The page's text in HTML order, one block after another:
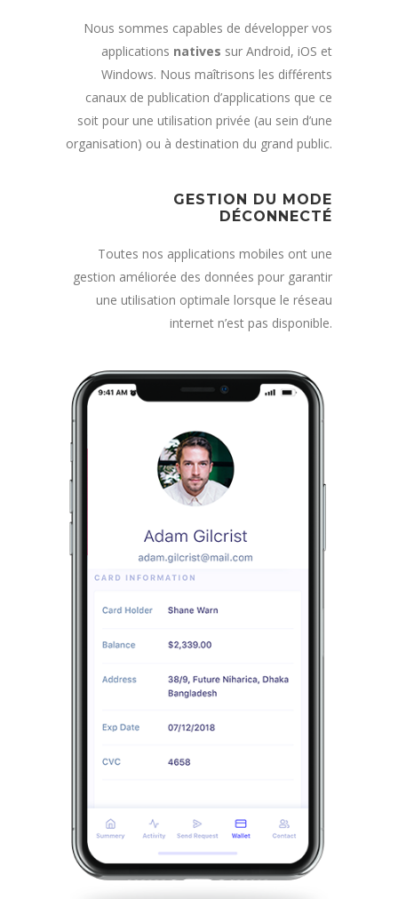
Nous sommes capables de développer vos
applications natives sur Android, iOS et
Windows. Nous maîtrisons les différents
canaux de publication d’applications que ce
soit pour une utilisation privée (au sein d’une
organisation) ou à destination du grand public.
GESTION DU MODE
DÉCONNECTÉ
Toutes nos applications mobiles ont une
gestion améliorée des données pour garantir
une utilisation optimale lorsque le réseau
internet n’est pas disponible.